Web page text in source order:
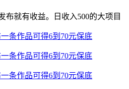
布就有收益。日收入500的大项目